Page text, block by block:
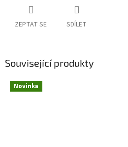
ZEPTAT SE SDÍLET
Související produkty
Novinka